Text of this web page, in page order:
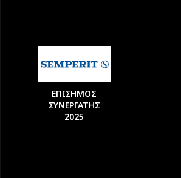
ΕΠΙΣΗΜΟΣ
ΣΥΝΕΡΓΑΤΗΣ
2025